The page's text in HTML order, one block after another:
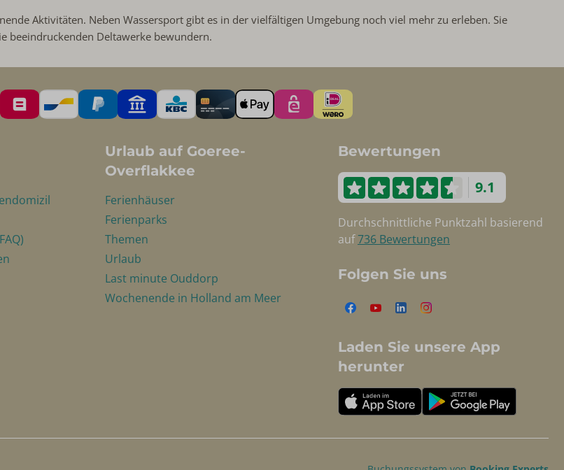
Aktivitäten. Neben Wassersport gibt es in der vielfältigen Umgebung noch viel mehr zu erleben. Sie
beeindruckenden Deltawerke bewundern.
Urlaub auf Goeree-
Overflakkee
Ferienhäuser
Ferienparks
Themen
Urlaub
Last minute Ouddorp
Wochenende in Holland am Meer
Bewertungen
9.1
Durchschnittliche Punktzahl basierend
auf736 Bewertungen
Folgen Sie uns
Laden Sie unsere App
herunter